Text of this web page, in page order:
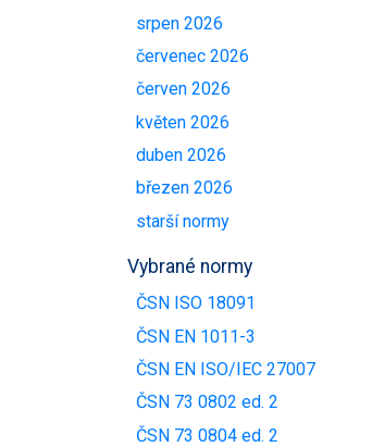
srpen 2026
červenec 2026
červen 2026
květen 2026
duben 2026
březen 2026
starší normy
Vybrané normy
ČSN ISO 18091
ČSN EN 1011-3
ČSN EN ISO/IEC 27007
ČSN 73 0802 ed. 2
ČSN 73 0804 ed. 2